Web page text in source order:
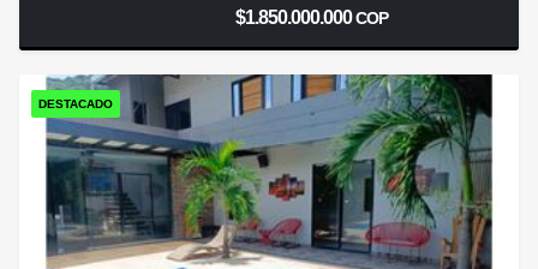
$1.850.000.000COP
DESTACADO